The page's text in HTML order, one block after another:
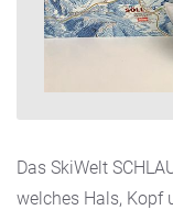
Das SkiWelt
welches Hals, Kopf